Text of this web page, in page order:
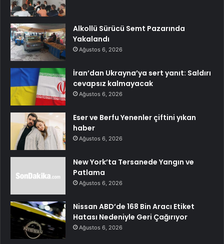
Alkollü Sürücü Semt Pazarında
Yakalandı
Ağustos 6, 2026
İran’dan Ukrayna’ya sert yanıt: Saldırı
cevapsız kalmayacak
Ağustos 6, 2026
Eser ve Berfu Yenenler çiftini yıkan
haber
Ağustos 6, 2026
New York’ta Tersanede Yangın ve
Patlama
Ağustos 6, 2026
Nissan ABD’de 168 Bin Aracı Etiket
Hatası Nedeniyle Geri Çağırıyor
Ağustos 6, 2026